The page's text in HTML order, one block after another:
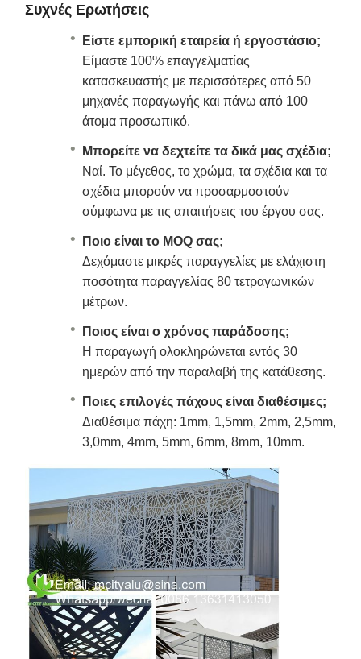
Συχνές Ερωτήσεις
Είστε εμπορική εταιρεία ή εργοστάσιο;
Είμαστε 100% επαγγελματίας
κατασκευαστής με περισσότερες από 50
μηχανές παραγωγής και πάνω από 100
άτομα προσωπικό.
Μπορείτε να δεχτείτε τα δικά μας σχέδια;
Ναί. Το μέγεθος, το χρώμα, τα σχέδια και τα
σχέδια μπορούν να προσαρμοστούν
σύμφωνα με τις απαιτήσεις του έργου σας.
Ποιο είναι το MOQ σας;
Δεχόμαστε μικρές παραγγελίες με ελάχιστη
ποσότητα παραγγελίας 80 τετραγωνικών
μέτρων.
Ποιος είναι ο χρόνος παράδοσης;
Η παραγωγή ολοκληρώνεται εντός 30
ημερών από την παραλαβή της κατάθεσης.
Ποιες επιλογές πάχους είναι διαθέσιμες;
Διαθέσιμα πάχη: 1mm, 1,5mm, 2mm, 2,5mm,
3,0mm, 4mm, 5mm, 6mm, 8mm, 10mm.